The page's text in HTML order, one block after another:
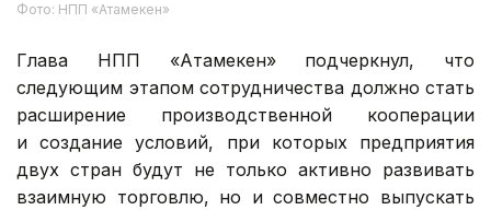
Фото: НПП «Атамекен»
Глава НПП «Атамекен» подчеркнул, что
следующим этапом сотрудничества должно стать
расширение производственной кооперации
и создание условий, при которых предприятия
двух стран будут не только активно развивать
взаимную торговлю, но и совместно выпускать